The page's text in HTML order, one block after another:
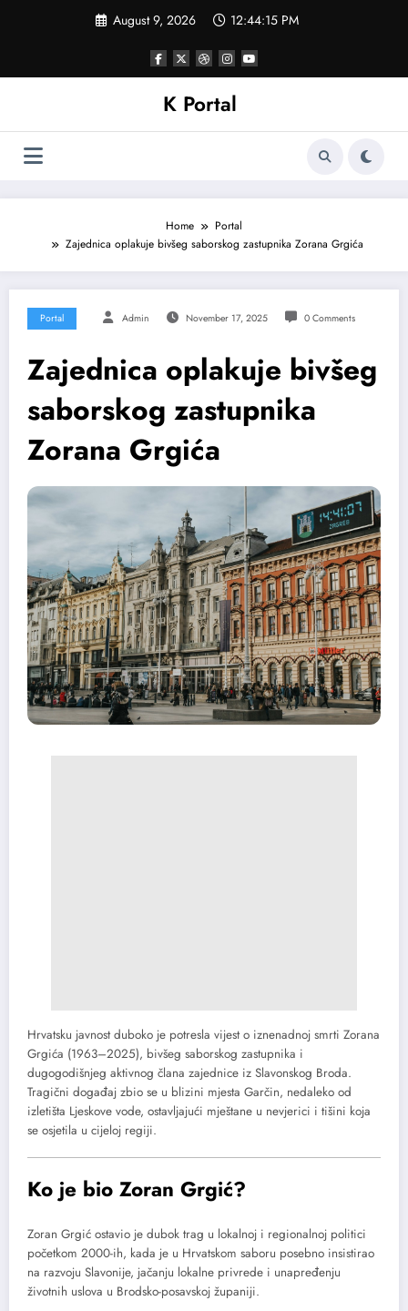
August 9, 2026 12:44:18 PM
K Portal
Home
Portal
Zajednica oplakuje bivšeg saborskog zastupnika Zorana Grgića
Portal Admin November 17, 2025 0 Comments
Zajednica oplakuje bivšeg
saborskog zastupnika
Zorana Grgića
Hrvatsku javnost duboko je potresla vijest o iznenadnoj smrti Zorana
Grgića (1963–2025), bivšeg saborskog zastupnika i
dugogodišnjeg aktivnog člana zajednice iz Slavonskog Broda.
Tragični događaj zbio se u blizini mjesta Garčin, nedaleko od
izletišta Ljeskove vode, ostavljajući mještane u nevjerici i tišini koja
se osjetila u cijeloj regiji.
Ko je bio Zoran Grgić?
Zoran Grgić ostavio je dubok trag u lokalnoj i regionalnoj politici
početkom 2000-ih, kada je u Hrvatskom saboru posebno insistirao
na razvoju Slavonije, jačanju lokalne privrede i unapređenju
životnih uslova u Brodsko-posavskoj županiji.